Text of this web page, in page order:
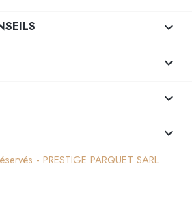



keyboard_arrow_down
- PRESTIGE PARQUET SARL